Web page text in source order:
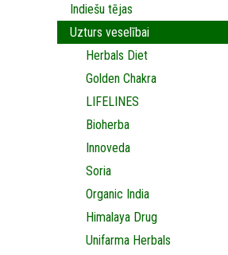
Indiešu tējas
Uzturs veselībai
Herbals Diet
Golden Chakra
LIFELINES
Bioherba
Innoveda
Soria
Organic India
Himalaya Drug
Unifarma Herbals